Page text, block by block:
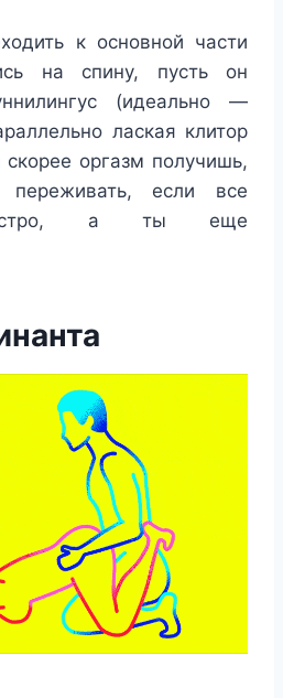
к основной части
на спину, пусть он
(идеально —
лаская клитор
оргазм получишь,
если все
а ты еще